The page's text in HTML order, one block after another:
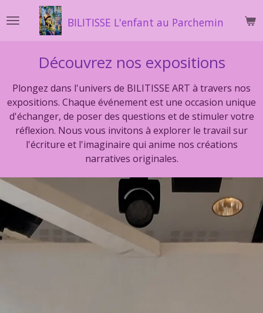
au
BILITISSE L'enfant au Parchemin
Découvrez nos expositions
Plongez dans l'univers de BILITISSE ART à travers nos
expositions. Chaque événement est une occasion unique
d'échanger, de poser des questions et de stimuler votre
réflexion. Nous vous invitons à explorer le travail sur
l'écriture et l'imaginaire qui anime nos créations
narratives originales.